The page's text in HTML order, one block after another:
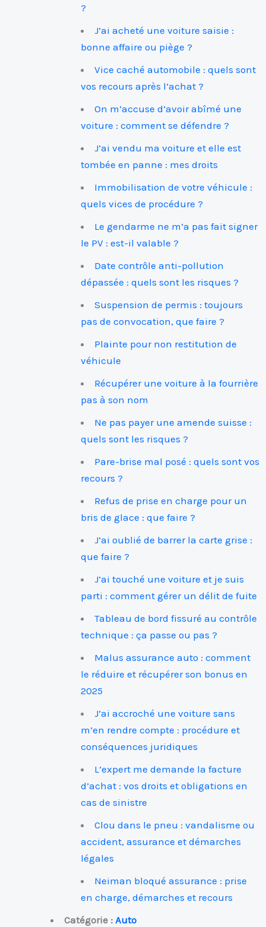
?
J’ai acheté une voiture saisie :
bonne affaire ou piège ?
Vice caché automobile : quels sont
vos recours après l’achat ?
On m’accuse d’avoir abîmé une
voiture : comment se défendre ?
J’ai vendu ma voiture et elle est
tombée en panne : mes droits
Immobilisation de votre véhicule :
quels vices de procédure ?
Le gendarme ne m’a pas fait signer
le PV : est-il valable ?
Date contrôle anti-pollution
dépassée : quels sont les risques ?
Suspension de permis : toujours
pas de convocation, que faire ?
Plainte pour non restitution de
véhicule
Récupérer une voiture à la fourrière
pas à son nom
Ne pas payer une amende suisse :
quels sont les risques ?
Pare-brise mal posé : quels sont vos
recours ?
Refus de prise en charge pour un
bris de glace : que faire ?
J’ai oublié de barrer la carte grise :
que faire ?
J’ai touché une voiture et je suis
parti : comment gérer un délit de fuite
Tableau de bord fissuré au contrôle
technique : ça passe ou pas ?
Malus assurance auto : comment
le réduire et récupérer son bonus en
2025
J’ai accroché une voiture sans
m’en rendre compte : procédure et
conséquences juridiques
L’expert me demande la facture
d’achat : vos droits et obligations en
cas de sinistre
Clou dans le pneu : vandalisme ou
accident, assurance et démarches
légales
Neiman bloqué assurance : prise
en charge, démarches et recours
Catégorie :Auto